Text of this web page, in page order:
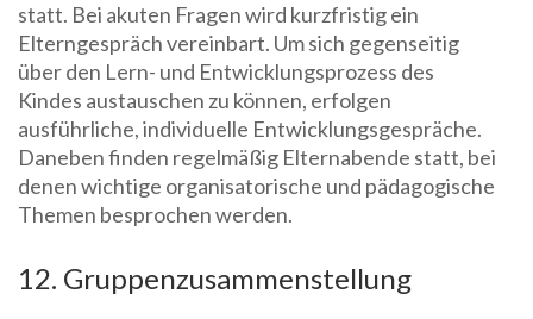
statt. Bei akuten Fragen wird kurzfristig ein
Elterngespräch vereinbart. Um sich gegenseitig
über den Lern- und Entwicklungsprozess des
Kindes austauschen zu können, erfolgen
ausführliche, individuelle Entwicklungsgespräche.
Daneben finden regelmäßig Elternabende statt, bei
denen wichtige organisatorische und pädagogische
Themen besprochen werden.
12. Gruppenzusammenstellung